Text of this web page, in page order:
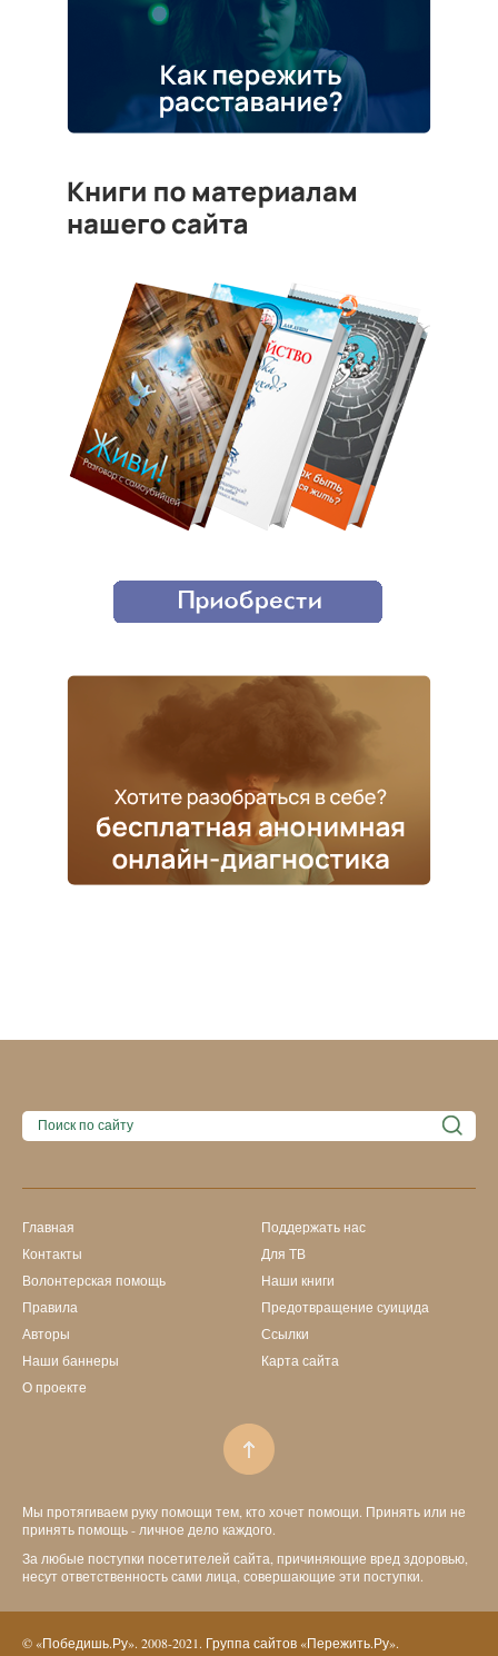
Главная
Контакты
Волонтерская помощь
Правила
Авторы
Наши баннеры
О проекте
Поддержать нас
Для ТВ
Наши книги
Предотвращение суицида
Ссылки
Карта сайта
Мы протягиваем руку помощи тем, кто хочет помощи. Принять или не
принять помощь - личное дело каждого.
За любые поступки посетителей сайта, причиняющие вред здоровью,
несут ответственность сами лица, совершающие эти поступки.
© «Победишь.Ру». 2008-2021. Группа сайтов «Пережить.Ру».